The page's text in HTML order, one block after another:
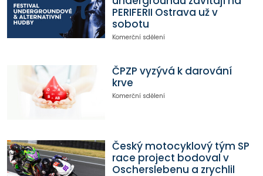
PERIFERII Ostrava už v
sobotu
Komerční sdělení
ČPZP vyzývá k darování
krve
Komerční sdělení
Český motocyklový tým SP
race project bodoval v
Oscherslebenu a zrychlil